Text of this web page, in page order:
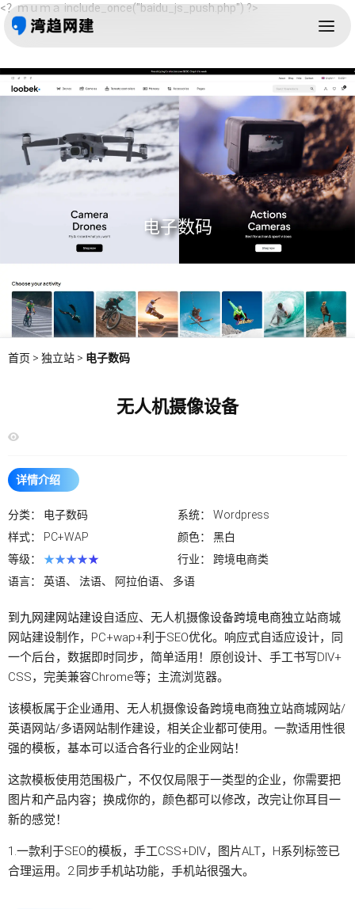
<？ｍｕｍａ include_once("baidu_js_push.php") ?>
电子数码
首页 > 独立站 > 电子数码
无人机摄像设备
详情介绍
分类： 电子数码 系统： Wordpress
样式：
PC+WAP 颜色： 黑白
等级： ★★★★★ 行业： 跨境电商类
语言： 英语、 法语、 阿拉伯语、 多语
到九网建网站建设自适应、无人机摄像设备跨境电商独立站商城
网站建设制作，PC+wap+利于SEO优化。响应式自适应设计，同
一个后台，数据即时同步，简单适用！原创设计、手工书写DIV+
CSS，完美兼容Chrome等；主流浏览器。
该模板属于企业通用、无人机摄像设备跨境电商独立站商城网站/
英语网站/多语网站制作建设，相关企业都可使用。一款适用性很
强的模板，基本可以适合各行业的企业网站！
这款模板使用范围极广，不仅仅局限于一类型的企业，你需要把
图片和产品内容；换成你的，颜色都可以修改，改完让你耳目一
新的感觉！
1.一款利于SEO的模板，手工CSS+DIV，图片ALT，H系列标签已
合理运用。2.同步手机站功能，手机站很强大。